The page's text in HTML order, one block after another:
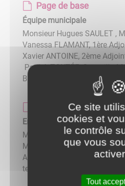
Page de base
Équipe municipale
Monsieur Hugues SAULET ,
Vanessa FLAMANT, 1ère
Xavier ANTOINE, 2ème
Patrick TOUTÉE,
BOULANGER,
Page de base
Employés municipaux
Madame Mélanie NICOLINI,
Mairie Madame Catherine
Adjointe technique Monsieur
technique ...
Ce site
cookies et
le contrôle
que vous
activer
Tout